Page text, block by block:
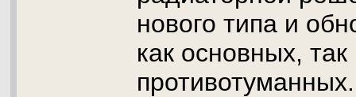
нового типа и
как основных, так
противотуманных.